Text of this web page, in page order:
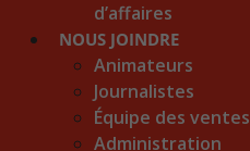
d’affaires
NOUS JOINDRE
Animateurs
Journalistes
Équipe des ventes
Administration